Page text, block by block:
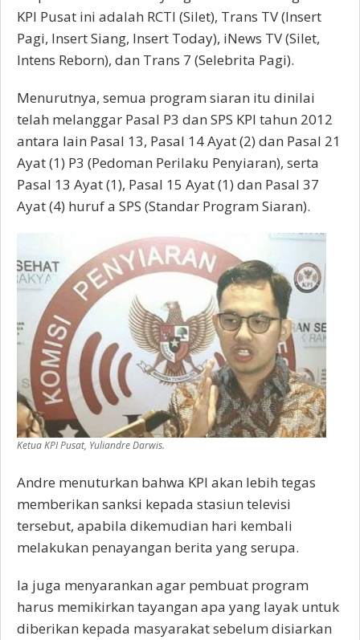
KPI Pusat ini adalah RCTI (Silet), Trans TV (Insert
Pagi, Insert Siang, Insert Today), iNews TV (Silet,
Intens Reborn), dan Trans 7 (Selebrita Pagi).
Menurutnya, semua program siaran itu dinilai
telah melanggar Pasal P3 dan SPS KPI tahun 2012
antara lain Pasal 13, Pasal 14 Ayat (2) dan Pasal 21
Ayat (1) P3 (Pedoman Perilaku Penyiaran), serta
Pasal 13 Ayat (1), Pasal 15 Ayat (1) dan Pasal 37
Ayat (4) huruf a SPS (Standar Program Siaran).
Ketua KPI Pusat, Yuliandre Darwis.
Andre menuturkan bahwa KPI akan lebih tegas
memberikan sanksi kepada stasiun televisi
tersebut, apabila dikemudian hari kembali
melakukan penayangan berita yang serupa.
Ia juga menyarankan agar pembuat program
harus memikirkan tayangan apa yang layak untuk
diberikan kepada masyarakat sebelum disiarkan